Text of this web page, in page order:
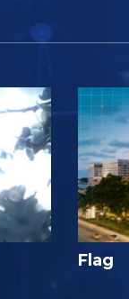
Flag